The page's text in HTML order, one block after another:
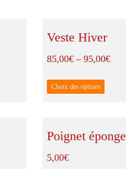
Veste Hiver
85,00€–95,00€
Choix des options
Poignet éponge
5,00€